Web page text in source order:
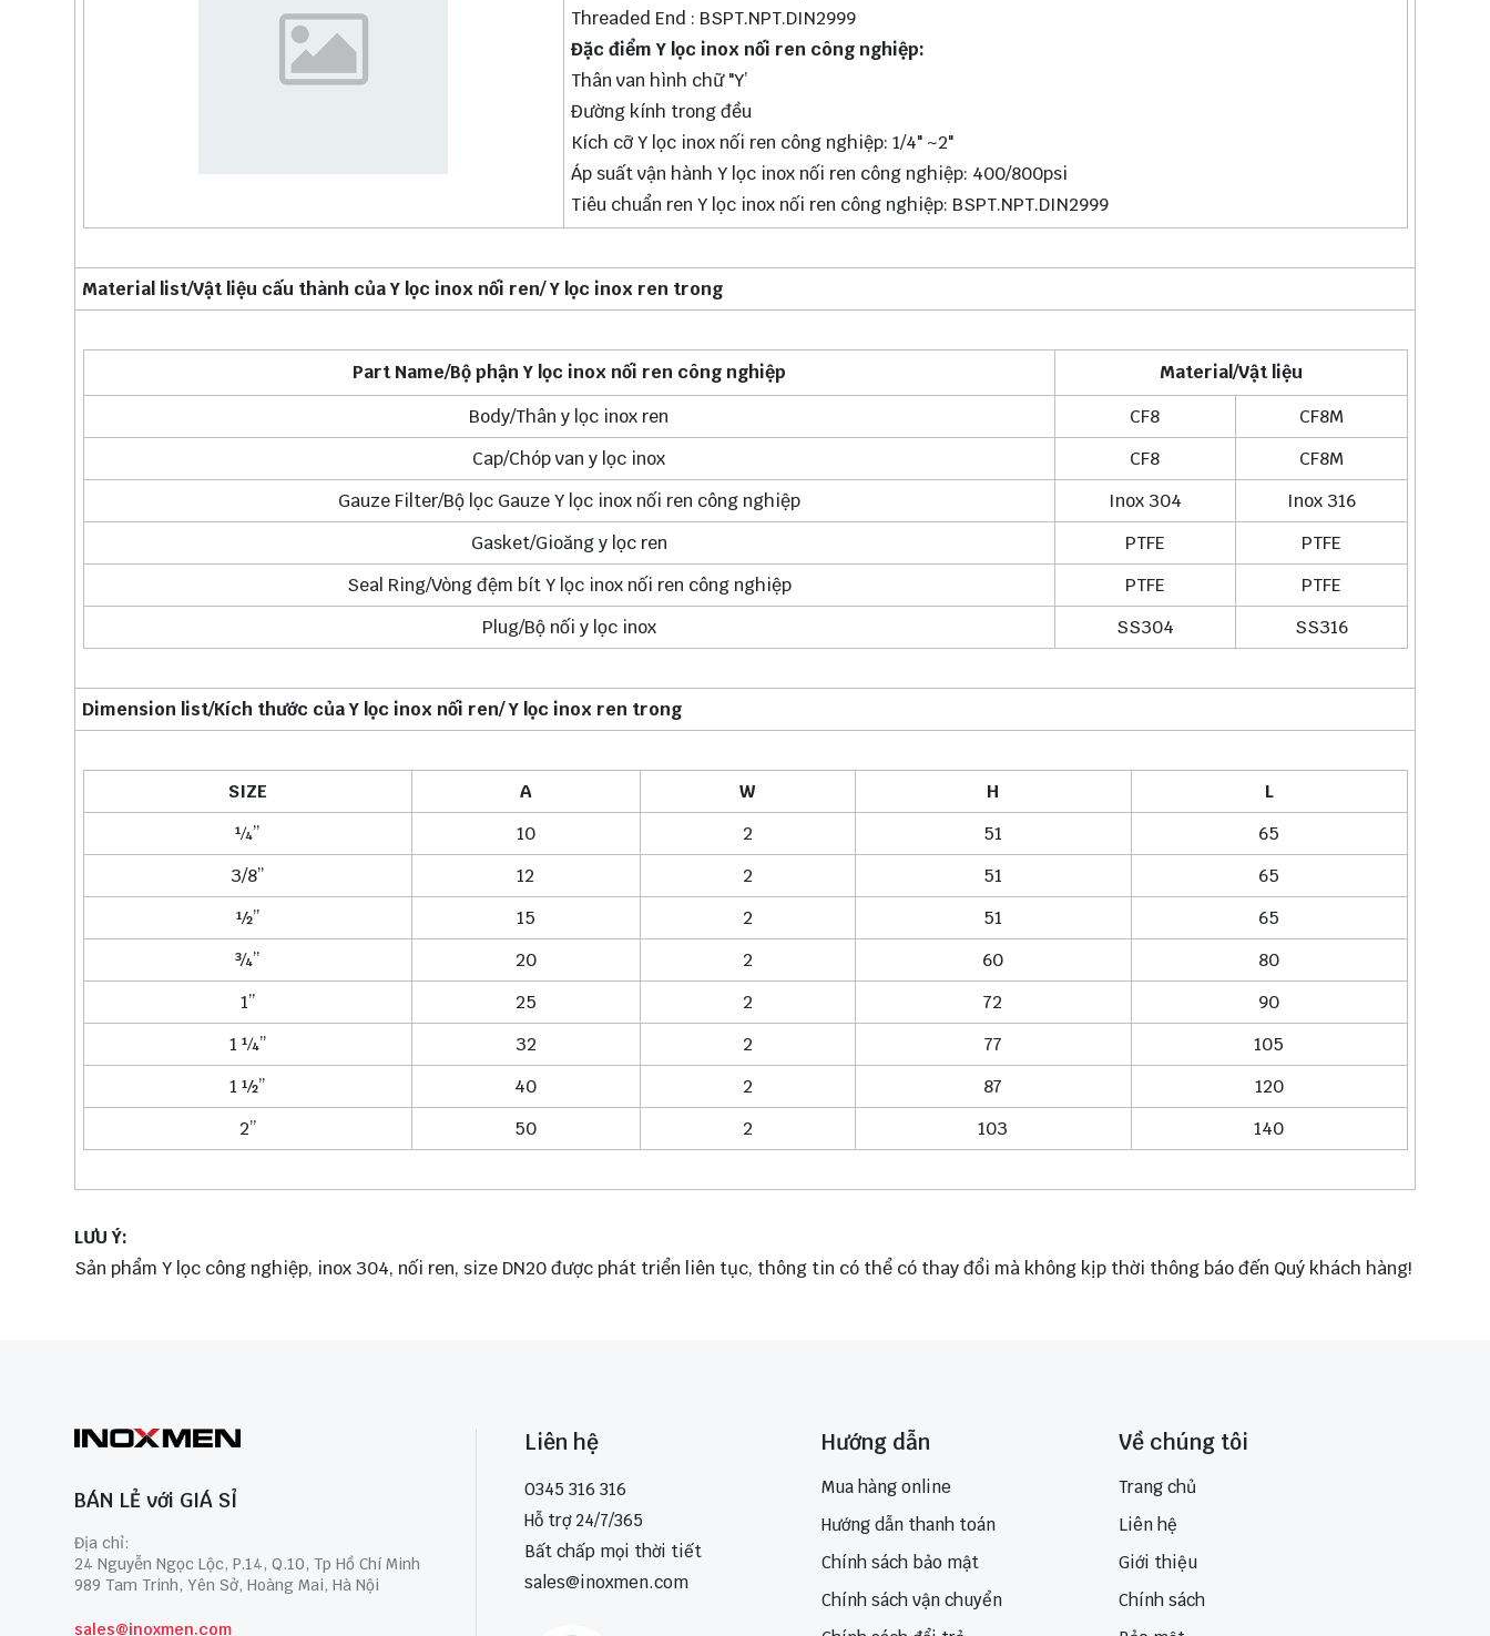
Threaded End : BSPT.NPT.DIN2999
Đặc điểm Y lọc inox nối ren công nghiệp:
Thân van hình chữ "Y’
Đường kính trong đều
Kích cỡ Y lọc inox nối ren công nghiệp: 1/4" ~2"
Áp suất vận hành Y lọc inox nối ren công nghiệp: 400/800psi
Tiêu chuẩn ren Y lọc inox nối ren công nghiệp: BSPT.NPT.DIN2999
Material list/Vật liệu cấu thành của Y lọc inox nối ren/ Y lọc inox ren trong
Part Name/Bộ phận Y lọc inox nối ren công nghiệp
Material/Vật liệu
Body/Thân y lọc inox ren
CF8
CF8M
Cap/Chóp van y lọc inox
CF8
CF8M
Gauze Filter/Bộ lọc Gauze Y lọc inox nối ren công nghiệp
Inox 304
Inox 316
Gasket/Gioăng y lọc ren
PTFE
PTFE
Seal Ring/Vòng đệm bít Y lọc inox nối ren công nghiệp
PTFE
PTFE
Plug/Bộ nối y lọc inox
SS304 SS316
Dimension list/Kích thước của Y lọc inox nối ren/ Y lọc inox ren trong
SIZE A W H
L
¼’’
10 2 51
65
3/8’’
12 2 51
65
½’’
15 2 51
65
¾’’
20 2 60
80
1’’
25 2 72
90
1 ¼’’
32 2 77
105
1 ½’’
40 2 87
120
2’’
50 2 103 140
LƯU Ý:
Sản phẩm Y lọc công nghiệp, inox 304, nối ren, size DN20 được phát triển liên tục, thông tin có thể có thay đổi mà không kịp thời thông báo đến Quý khách hàng!
BÁN LẺ với GIÁ SỈ
Địa chỉ:
24 Nguyễn Ngọc Lộc, P.14, Q.10, Tp Hồ Chí Minh
989 Tam Trinh, Yên Sở, Hoàng Mai, Hà Nội
sales@inoxmen.com
Liên hệ
0345 316 316
Hỗ trợ 24/7/365
Bất chấp mọi thời tiết
sales@inoxmen.com
Hướng dẫn
Mua hàng online
Hướng dẫn thanh toán
Chính sách bảo mật
Chính sách vận chuyển
Về chúng tôi
Trang chủ
Liên hệ
Giới thiệu
Chính sách